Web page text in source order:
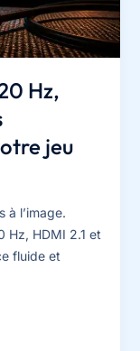
Hz,
jeu
à l’image.
Hz, HDMI 2.1 et
fluide et